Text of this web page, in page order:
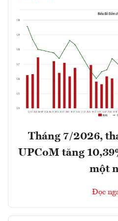
Tháng 7/2026,
UPCoM tăng
một
Đọc